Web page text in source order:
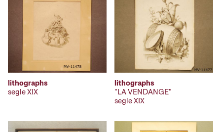
lithographs
segle XIX
lithographs
"LA VENDANGE"
segle XIX